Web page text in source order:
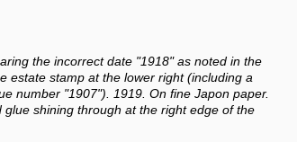
the incorrect date "1918" as noted in the
estate stamp at the lower right (including a
number "1907"). 1919. On fine Japon paper.
shining through at the right edge of the